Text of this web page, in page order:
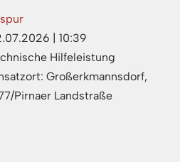
| 10:39
Hilfeleistung
Großerkmannsdorf,
Pirnaer Landstraße